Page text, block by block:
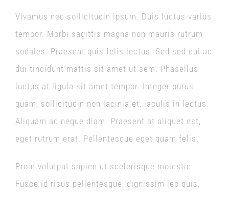
Vivamus nec sollicitudin ipsum. Duis luctus varius
tempor. Morbi sagittis magna non mauris rutrum
sodales. Praesent quis felis lectus. Sed sed dui ac
dui tincidunt mattis sit amet ut sem. Phasellus
luctus at ligula sit amet tempor. Integer purus
quam, sollicitudin non lacinia et, iaculis in lectus.
Aliquam ac neque diam. Praesent at aliquet est,
eget rutrum erat. Pellentesque eget quam felis.
Proin volutpat sapien ut scelerisque molestie.
Fusce id risus pellentesque, dignissim leo quis,